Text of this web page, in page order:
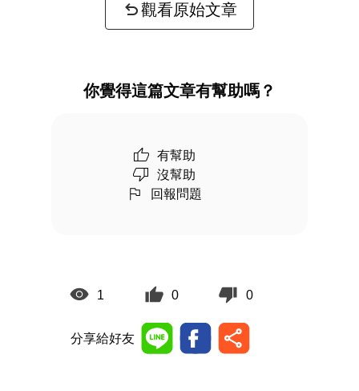
觀看原始文章
你覺得這篇文章有幫助嗎？
有幫助
沒幫助
回報問題
1 0 0
分享給好友